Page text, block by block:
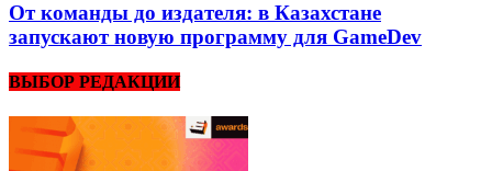
От команды до издателя: в Казахстане
запускают новую программу для GameDev
ВЫБОР РЕДАКЦИИ